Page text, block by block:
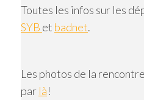
Toutes les infos sur les
SYB et badnet.
Les photos de la
par là!